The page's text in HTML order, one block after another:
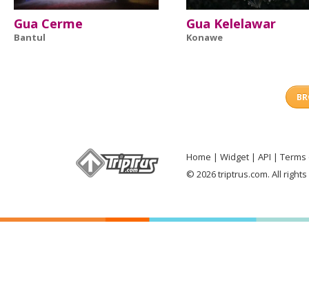
Gua Cerme
Bantul
Gua Kelelawar
Konawe
Home Widget API
Terms
© 2026 triptrus.com. All